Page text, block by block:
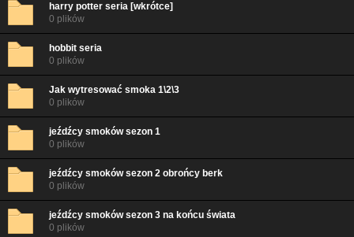
harry potter seria [wkrótce]
0 plików
hobbit seria
0 plików
Jak wytresować smoka 1\2\3
0 plików
jeźdźcy smoków sezon 1
0 plików
jeźdźcy smoków sezon 2 obrońcy berk
0 plików
jeźdźcy smoków sezon 3 na końcu świata
0 plików